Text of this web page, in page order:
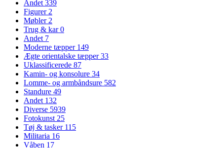
Andet 339
Figurer 2
Møbler 2
Trug & kar0
Andet 7
Moderne tæpper 149
Ægte orientalske tæpper33
Uklassificerede 87
Kamin- og konsolure 34
Lomme- og armbåndsure 582
Standure 49
Andet 132
Diverse 5939
Fotokunst 25
Tøj & tasker 115
Militaria 16
Våben 17